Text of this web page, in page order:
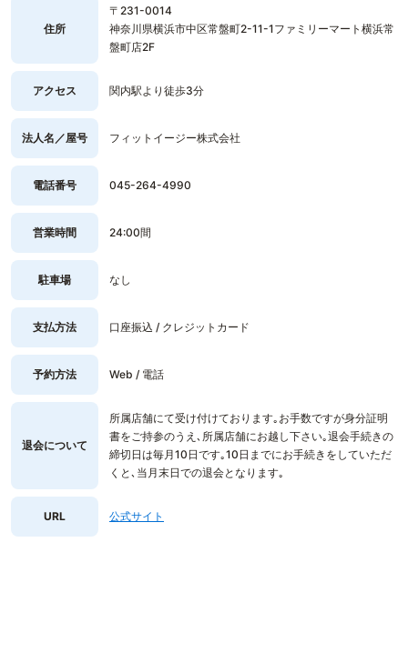
住所
〒231-0014
神奈川県横浜市中区常盤町2-11-1ファミリーマート横浜常
盤町店2F
アクセス 関内駅より徒歩3分
法人名／屋号 フィットイージー株式会社
電話番号 045-264-4990
営業時間 24:00間
駐車場 なし
支払方法 口座振込 / クレジットカード
予約方法 Web / 電話
退会について
所属店舗にて受け付けております｡お手数ですが身分証明
書をご持参のうえ､所属店舗にお越し下さい｡退会手続きの
締切日は毎月10日です｡10日までにお手続きをしていただ
くと､当月末日での退会となります｡
URL 公式サイト